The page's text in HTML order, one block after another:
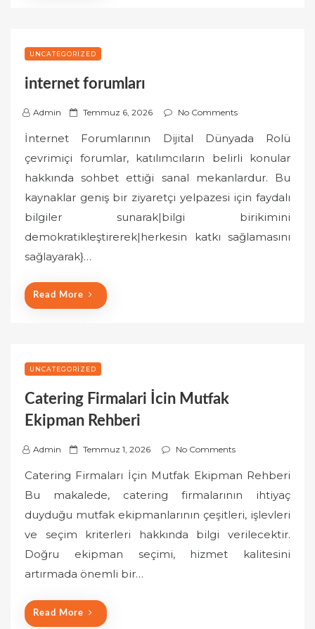
UNCATEGORIZED
internet forumları
Admin
P
d
Temmuz 6, 2026 No Comments
İnternet Forumlarının Dijital Dünyada Rolü
çevrimiçi forumlar, katılımcıların belirli konular
hakkında sohbet ettiği sanal mekanlardur. Bu
kaynaklar geniş bir ziyaretçi yelpazesi için faydalı
bilgiler sunarak|bilgi birikimini
demokratikleştirerek|herkesin katkı sağlamasını
sağlayarak}…
Read More
UNCATEGORIZED
Catering Firmalari İcin Mutfak
Ekipman Rehberi
Admin
P
s
t
e
o
Temmuz 1, 2026 No Comments
Catering Firmaları İçin Mutfak Ekipman Rehberi
Bu makalede, catering firmalarının ihtiyaç
duyduğu mutfak ekipmanlarının çeşitleri, işlevleri
ve seçim kriterleri hakkında bilgi verilecektir.
Doğru ekipman seçimi, hizmet kalitesini
artırmada önemli bir…
Read More